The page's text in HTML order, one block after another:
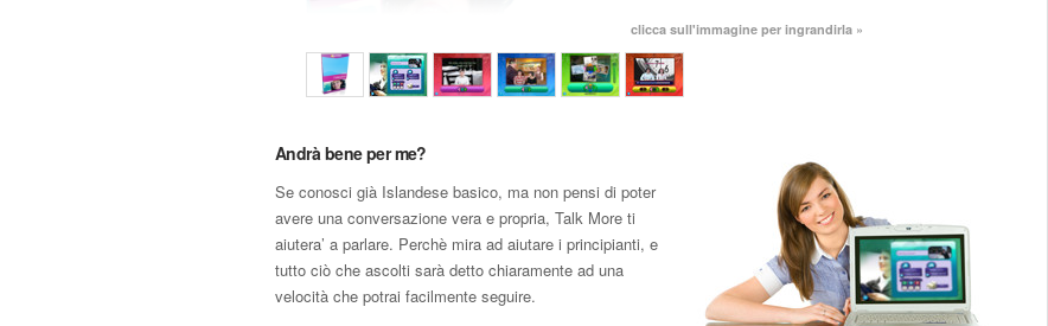
clicca sull'immagine per ingrandirla »
Andrà bene per me?
Se conosci già Islandese basico, ma non pensi di poter
avere una conversazione vera e propria, Talk More ti
aiutera’ a parlare. Perchè mira ad aiutare i principianti, e
tutto ciò che ascolti sarà detto chiaramente ad una
velocità che potrai facilmente seguire.